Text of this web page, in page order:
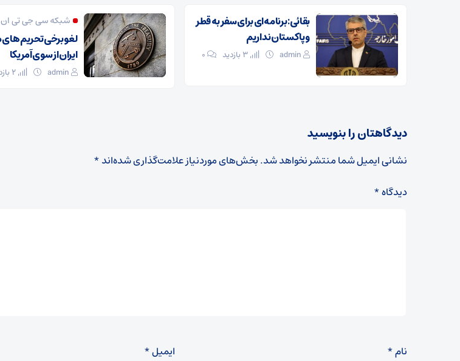
بقائی: برنامه‌ای برای سفر به قطر
و پاکستان نداریم
admin ۰
شبکه سی جی تی ان
لغو برخی تحریم های
ایران از سوی آمریکا
admin 2 بازدید
دیدگاهتان را بنویسید
نشانی ایمیل شما منتشر نخواهد شد.بخش‌های موردنیاز علامت‌گذاری شده‌اند*
دیدگاه*
نام* ایمیل*